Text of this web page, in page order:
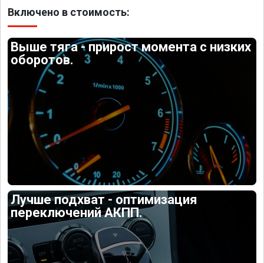
Включено в стоимость:
Выше тяга - прирост момента с низких
оборотов.
Лучше подхват - оптимизация
переключений АКПП.